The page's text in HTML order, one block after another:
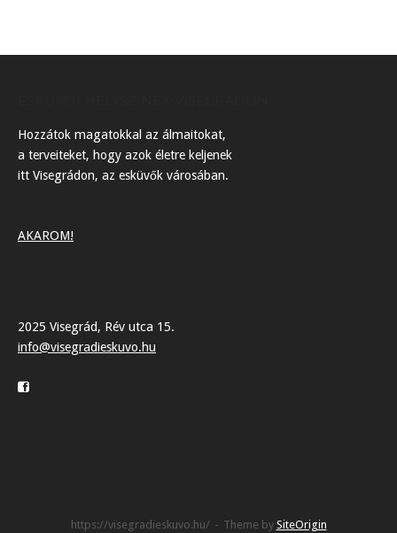
Hozzátok magatokkal az álmaitokat,
a terveiteket, hogy azok életre keljenek
itt Visegrádon, az esküvők városában.
AKAROM!
2025 Visegrád, Rév utca 15.
info@visegradieskuvo.hu
https://visegradieskuvo.hu/ Theme by SiteOrigin